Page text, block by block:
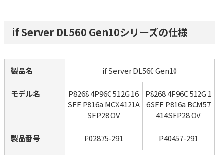
if Server DL560 Gen10シリーズの仕様
製品名 if Server DL560 Gen10
モデル名
P8268 4P96C 512G 16
SFF P816a MCX4121A
SFP28 OV
P8268 4P96C 512G 1
6SFF P816a BCM57
414SFP28 OV
製品番号 P02875-291 P40457-291